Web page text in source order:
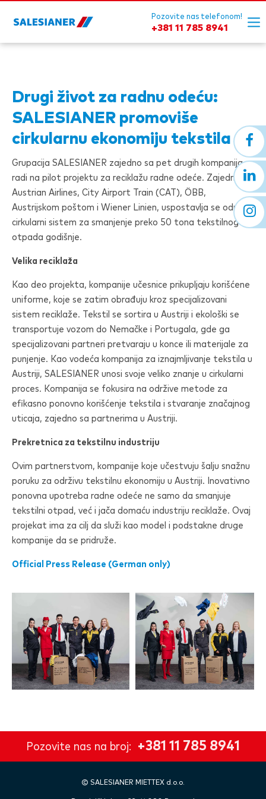
Pozovite nas telefonom!
+381 11 785 8941
Drugi život za radnu odeću:
SALESIANER promoviše
cirkularnu ekonomiju tekstila
Grupacija SALESIANER zajedno sa pet drugih kompanija
radi na pilot projektu za reciklažu radne odeće. Zajedno sa
Austrian Airlines, City Airport Train (CAT), ÖBB,
Austrijskom poštom i Wiener Linien, uspostavlja se održivi
cirkularni sistem za smanjenje preko 50 tona tekstilnog
otpada godišnje.
Velika reciklaža
Kao deo projekta, kompanije učesnice prikupljaju korišćene
uniforme, koje se zatim obrađuju kroz specijalizovani
sistem reciklaže. Tekstil se sortira u Austriji i ekološki se
transportuje vozom do Nemačke i Portugala, gde ga
specijalizovani partneri pretvaraju u konce ili materijale za
punjenje. Kao vodeća kompanija za iznajmljivanje tekstila u
Austriji, SALESIANER unosi svoje veliko znanje u cirkularni
proces. Kompanija se fokusira na održive metode za
efikasno ponovno korišćenje tekstila i stvaranje značajnog
uticaja, zajedno sa partnerima u Austriji.
Prekretnica za tekstilnu industriju
Ovim partnerstvom, kompanije koje učestvuju šalju snažnu
poruku za održivu tekstilnu ekonomiju u Austriji. Inovativno
ponovna upotreba radne odeće ne samo da smanjuje
tekstilni otpad, već i jača domaću industriju reciklaže. Ovaj
projekat ima za cilj da služi kao model i podstakne druge
kompanije da se pridruže.
Official Press Release (German only)
Pozovite nas na broj: +381 11 785 8941
© SALESIANER MIETTEX d.o.o.